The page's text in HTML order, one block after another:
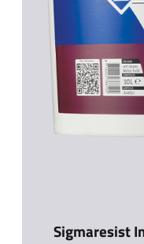
Sigmaresist